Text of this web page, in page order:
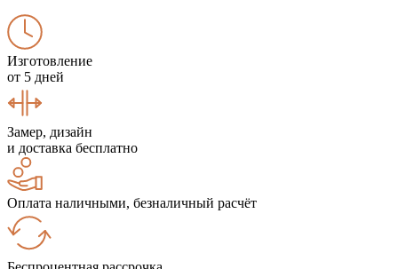
Изготовление
от 5 дней
Замер, дизайн
и доставка бесплатно
Оплата наличными, безналичный расчёт